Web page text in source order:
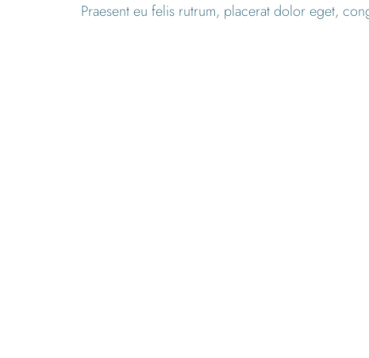
Praesent eu felis rutrum, placerat dolor eget,